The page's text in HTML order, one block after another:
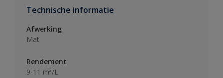
Technische informatie
Afwerking
Mat
Rendement
9-11 m²/L